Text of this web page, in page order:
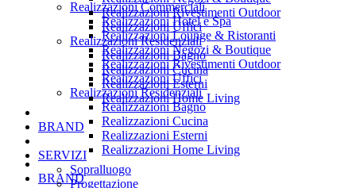
Realizzazioni Commerciali
Realizzazioni Hotel e Spa
Realizzazioni Lounge & Ristoranti
Realizzazioni Negozi & Boutique
Realizzazioni Rivestimenti Outdoor
Realizzazioni Uffici
Realizzazioni Residenziali
Realizzazioni Bagno
Realizzazioni Cucina
Realizzazioni Esterni
Realizzazioni Home Living
BRAND
Realizzazioni Rivestimenti Outdoor
Realizzazioni Uffici
Realizzazioni Residenziali
Realizzazioni Bagno
Realizzazioni Cucina
Realizzazioni Esterni
Realizzazioni Home Living
BRAND
SERVIZI
Sopralluogo
Progettazione